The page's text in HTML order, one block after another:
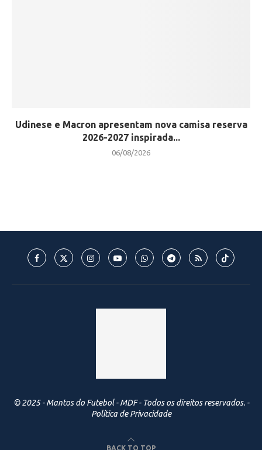
Udinese e Macron apresentam nova camisa reserva
2026-2027 inspirada...
06/08/2026
© 2025 - Mantos do Futebol - MDF - Todos os direitos reservados. -
Política de Privacidade
BACK TO TOP